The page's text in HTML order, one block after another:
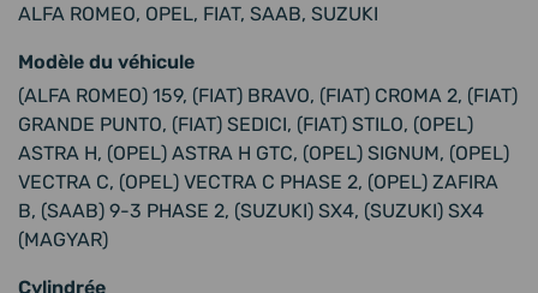
ALFA ROMEO, OPEL, FIAT, SAAB, SUZUKI
Modèle du véhicule
(ALFA ROMEO) 159, (FIAT) BRAVO, (FIAT) CROMA 2, (FIAT)
GRANDE PUNTO, (FIAT) SEDICI, (FIAT) STILO, (OPEL)
ASTRA H, (OPEL) ASTRA H GTC, (OPEL) SIGNUM, (OPEL)
VECTRA C, (OPEL) VECTRA C PHASE 2, (OPEL) ZAFIRA
B, (SAAB) 9-3 PHASE 2, (SUZUKI) SX4, (SUZUKI) SX4
(MAGYAR)
Cylindrée